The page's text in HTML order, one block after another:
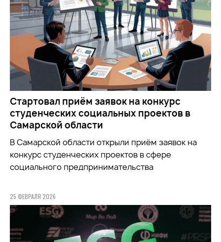
Стартовал приём заявок на конкурс
студенческих социальных проектов в
Самарской области
В Самарской области открыли приём заявок на
конкурс студенческих проектов в сфере
социального предпринимательства
25 ФЕВРАЛЯ 2026